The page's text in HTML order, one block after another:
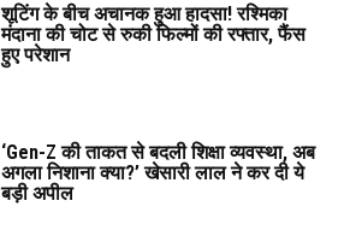
शूटिंग के बीच अचानक हुआ हादसा! रश्मिका
मंदाना की चोट से रुकी फिल्मों की रफ्तार, फैंस
हुए परेशान
‘Gen-Z की ताकत से बदली शिक्षा व्यवस्था, अब
अगला निशाना क्या?’ खेसारी लाल ने कर दी ये
बड़ी अपील